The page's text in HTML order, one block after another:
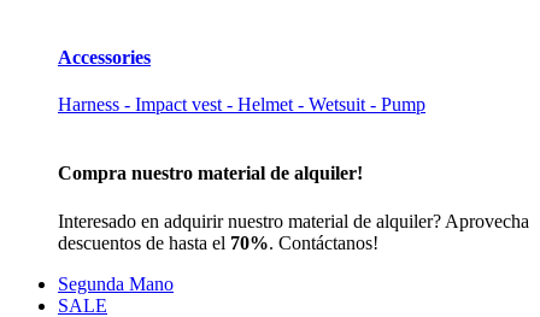
Accessories
Harness - Impact vest - Helmet - Wetsuit - Pump
Compra nuestro material de alquiler!
Interesado en adquirir nuestro material de alquiler? Aprovecha
descuentos de hasta el 70%. Contáctanos!
Segunda Mano
SALE